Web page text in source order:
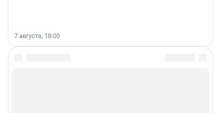
7 августа, 18:00